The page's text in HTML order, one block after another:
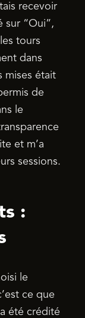
recevoir
sur “Oui”,
tours
dans
mises était
de
le
et m’a
sessions.
:
le
ce que
été crédité